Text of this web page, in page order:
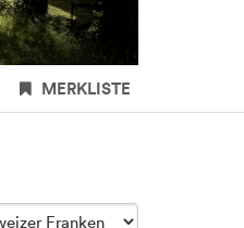
MERKLISTE